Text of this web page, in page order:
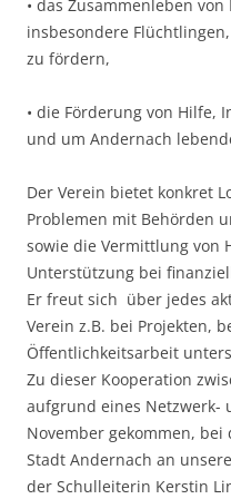
• das Zusammenleben
insbesondere
zu fördern,
• die Förderung von Hilfe,
und um Andernach
Der Verein bietet konkret
Problemen mit Behörden
sowie die Vermittlung von
Unterstützung bei
Er freut sich über jedes
Verein z.B. bei Projekten,
Öffentlichkeitsarbeit
Zu dieser Kooperation
aufgrund eines Netzwerk-
November gekommen,
Stadt Andernach an
der Schulleiterin Kerstin